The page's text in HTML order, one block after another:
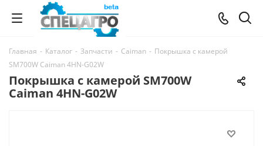
Главная - Каталог - Запчасти - Caiman - Покрышка с камерой
SM700W Caiman 4HN-G02W
Покрышка с камерой SM700W
Caiman 4HN-G02W